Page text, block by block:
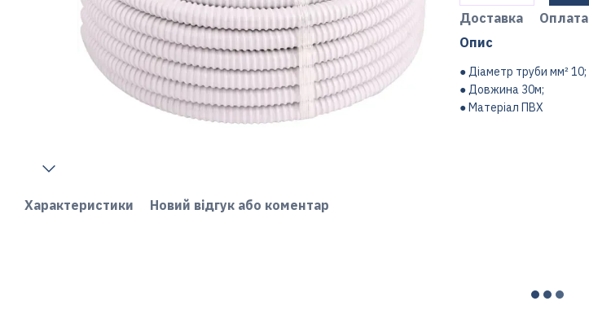
Характеристики Новий відгук або коментар
Доставка Оплата
Опис
● Діаметр труби мм² 10;
● Довжина 30м;
● Матеріал ПВХ